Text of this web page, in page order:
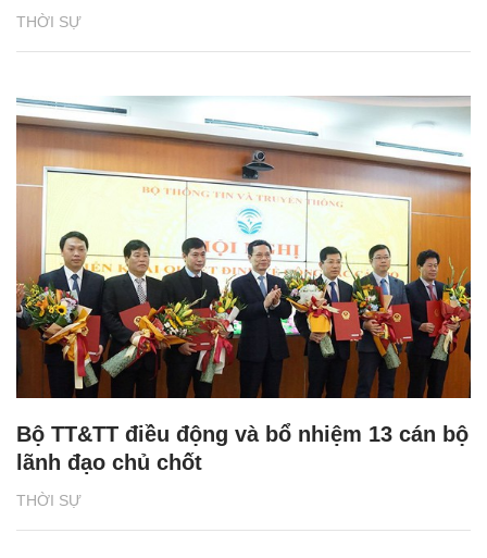
THỜI SỰ
THỜI SỰ
Bộ TT&TT điều động và bổ nhiệm 13 cán bộ
lãnh đạo chủ chốt